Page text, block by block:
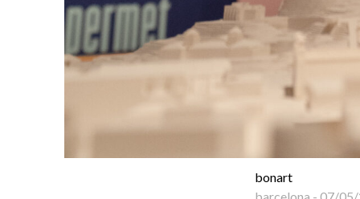
bonart
barcelona - 07/